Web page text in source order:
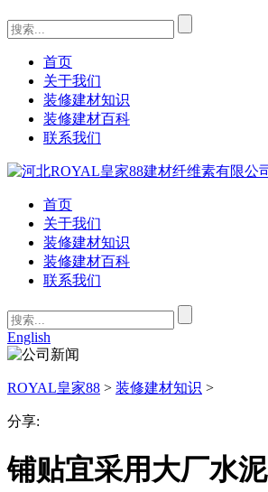
首页
关于我们
装修建材知识
装修建材百科
联系我们
首页
关于我们
装修建材知识
装修建材百科
联系我们
English
ROYAL皇家88 > 装修建材知识 >
分享:
铺贴宜采用大厂水泥